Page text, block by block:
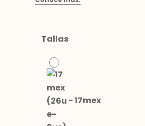
Tallas
-17mex